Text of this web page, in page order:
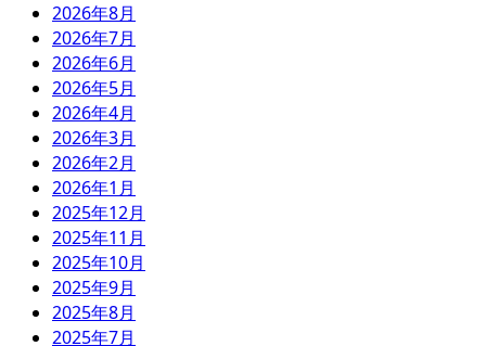
2026年8月
2026年7月
2026年6月
2026年5月
2026年4月
2026年3月
2026年2月
2026年1月
2025年12月
2025年11月
2025年10月
2025年9月
2025年8月
2025年7月